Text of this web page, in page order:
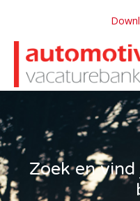
Zoek en